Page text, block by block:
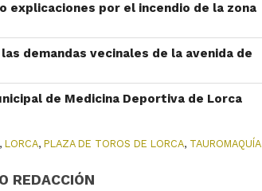
explicaciones por el incendio de la zona
demandas vecinales de la avenida de
de Medicina Deportiva de Lorca
,LORCA,PLAZA DE TOROS DE LORCA, TAUROMAQUÍA
REDACCIÓN